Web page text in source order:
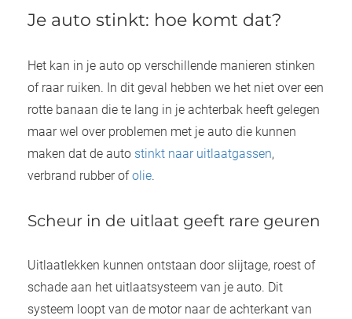
Je auto stinkt: hoe komt dat?
Het kan in je auto op verschillende manieren stinken
of raar ruiken. In dit geval hebben we het niet over een
rotte banaan die te lang in je achterbak heeft gelegen
maar wel over problemen met je auto die kunnen
maken dat de auto stinkt naar uitlaatgassen,
verbrand rubber ofolie.
Scheur in de uitlaat geeft rare geuren
Uitlaatlekken kunnen ontstaan door slijtage, roest of
schade aan het uitlaatsysteem van je auto. Dit
systeem loopt van de motor naar de achterkant van